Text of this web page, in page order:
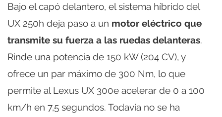
Bajo el capó delantero, el sistema híbrido del
UX 250h deja paso a un motor eléctrico que
transmite su fuerza a las ruedas delanteras.
Rinde una potencia de 150 kW (204 CV), y
ofrece un par máximo de 300 Nm, lo que
permite al Lexus UX 300e acelerar de 0 a 100
km/h en 7,5 segundos. Todavía no se ha